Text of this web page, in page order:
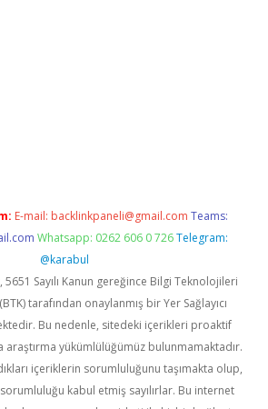
E-mail: backlinkpaneli@gmail.com Teams:
Whatsapp: 0262 606 0 726 Telegram:
@karabul
5651 Sayılı Kanun gereğince Bilgi Teknolojileri
tarafından onaylanmış bir Yer Sağlayıcı
Bu nedenle, sitedeki içerikleri proaktif
yükümlülüğümüz bulunmamaktadır.
içeriklerin sorumluluğunu taşımakta olup,
kabul etmiş sayılırlar. Bu internet